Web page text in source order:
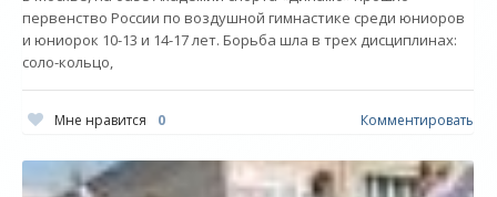
первенство России по воздушной гимнастике среди юниоров
и юниорок 10-13 и 14-17 лет. Борьба шла в трех дисциплинах:
соло-кольцо,
Мне нравится 0 Комментировать